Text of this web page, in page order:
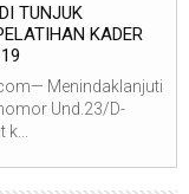
TUNJUK
KADER
Menindaklanjuti
Und.23/D-